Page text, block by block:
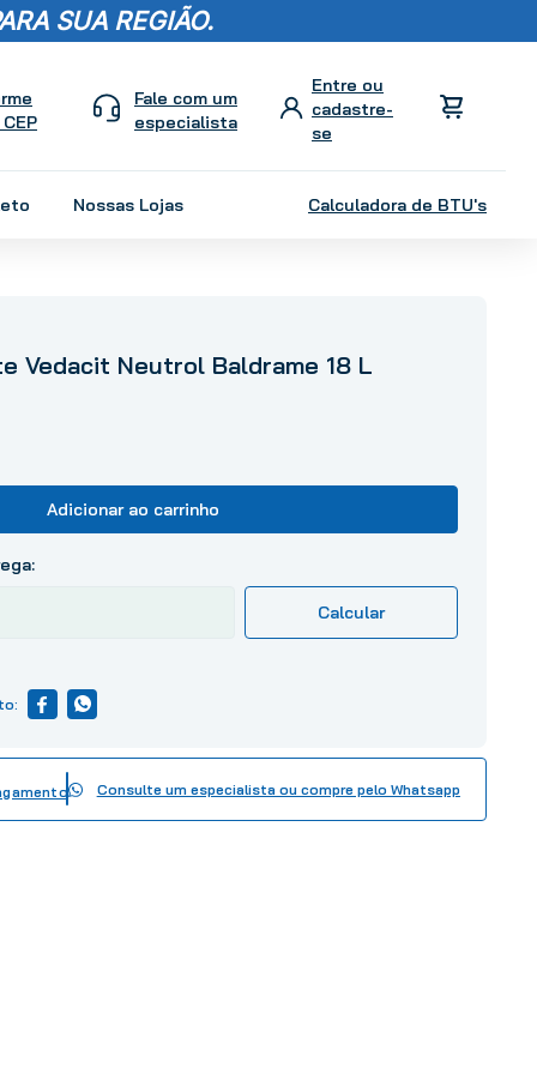
SUA REGIÃO.
Fale com um
especialista
Nossas Lojas Calculadora de BTU's
Vedacit Neutrol Baldrame 18 L
Adicionar ao carrinho
Consulte um especialista ou compre pelo Whatsapp